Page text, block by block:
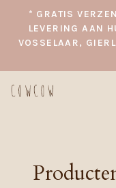
* GRATIS
LEVERING AAN
VOSSELAAR,